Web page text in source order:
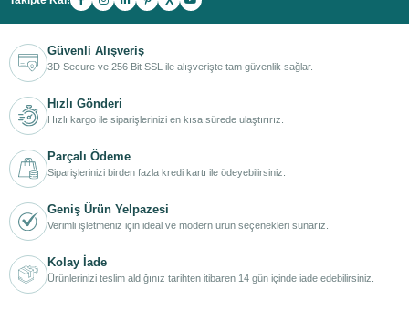
Güvenli Alışveriş
3D Secure ve 256 Bit SSL ile alışverişte tam güvenlik sağlar.
Hızlı Gönderi
Hızlı kargo ile siparişlerinizi en kısa sürede ulaştırırız.
Parçalı Ödeme
Siparişlerinizi birden fazla kredi kartı ile ödeyebilirsiniz.
Geniş Ürün Yelpazesi
Verimli işletmeniz için ideal ve modern ürün seçenekleri sunarız.
Kolay İade
Ürünlerinizi teslim aldığınız tarihten itibaren 14 gün içinde iade edebilirsiniz.